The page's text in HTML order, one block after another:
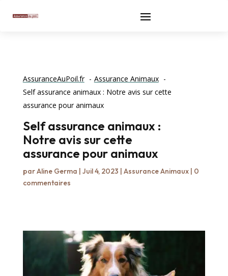
AssuranceAuPoil.fr
Assurance Animaux
Self assurance animaux : Notre avis sur cette
assurance pour animaux
Self assurance animaux :
Notre avis sur cette
assurance pour animaux
parAline Germa | Juil 4, 2023 | Assurance Animaux| 0
commentaires